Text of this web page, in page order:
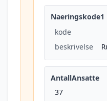
Naeringskode1
kode
beskrivelse
AntallAnsatte
37